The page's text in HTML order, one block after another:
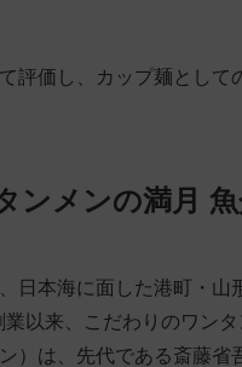
評価し、カップ麺として
ンメンの満月
日本海に面した港町・
以来、こだわりのワン
）は、先代である斎藤